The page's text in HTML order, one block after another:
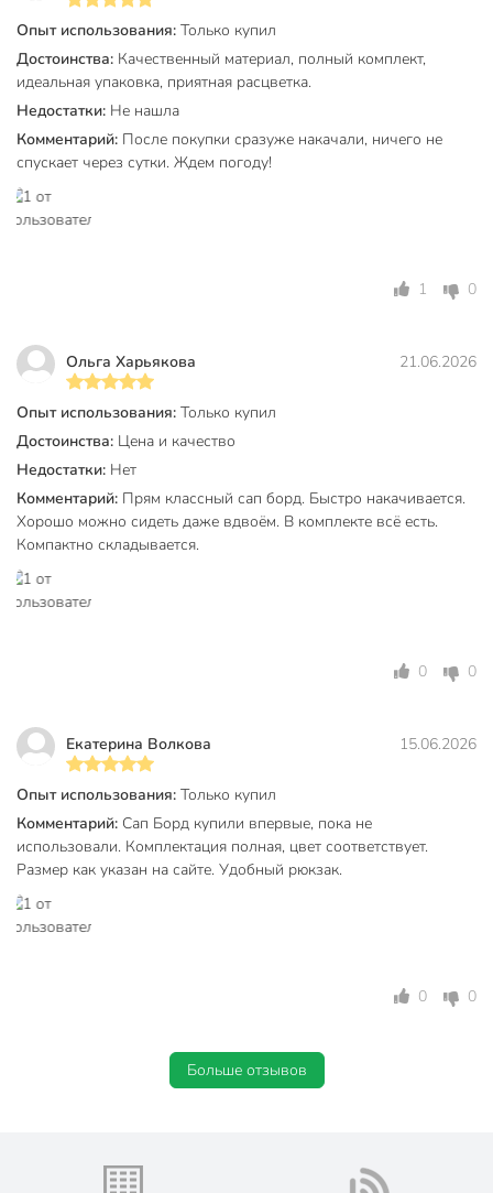
незабываемые эмоции от единения с природой.
Наслаждайтесь свободой и легкостью движения на воде,
укрепляя здоровье и получая заряд бодрости и позитива
от каждого выхода на воду.
Техническая информация
Высота, см
Ширина, см
Максимальное давление, psi
Объем доски, л
Количество плавников
Страна производства
Количество мест
1
Материал
Цвет
для катания стоя
Комплектация
сумка-рюкзак
Тип Sup-борда
универсальный
Тип конструкции весла
Тип крепления плавника
Габариты упаковки
25 x 41 x 90 см
Опыт использования: Только купил
Достоинства: Качественный материал, полный комплект,
идеальная упаковка, приятная расцветка.
Недостатки: Не нашла
Комментарий: После покупки сразуже накачали, ничего не
спускает через сутки. Ждем погоду!
1 0
Ольга Харьякова 21.06.2026
Опыт использования: Только купил
Достоинства: Цена и качество
Недостатки: Нет
Комментарий: Прям классный сап борд. Быстро накачивается.
Хорошо можно сидеть даже вдвоём. В комплекте всё есть.
Компактно складывается.
0 0
Екатерина Волкова 15.06.2026
Опыт использования: Только купил
Комментарий: Сап Борд купили впервые, пока не
использовали. Комплектация полная, цвет соответствует.
Размер как указан на сайте. Удобный рюкзак.
0 0
Больше отзывов